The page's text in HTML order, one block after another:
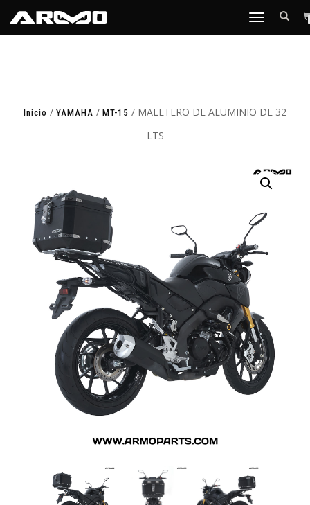
TOGGLE
Inicio / YAMAHA / MT-15 / MALETERO DE ALUMINIO DE 32
LTS